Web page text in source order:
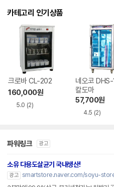
카테고리 인기상품
크로바 CL-202
160,000원
5.0 (2)
네오코
칼도마
57,700원
4.5 (2)
파워링크 광고
소유 다용도살균기 국내생산!
광고 smartstore.naver.com/soyu-